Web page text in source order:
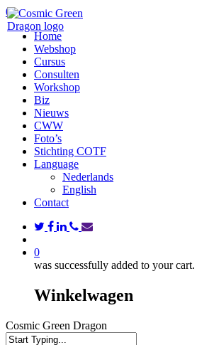
Skip
to
main
content
search
0
Menu
Home
Webshop
Cursus
Consulten
Workshop
Biz
Nieuws
CWW
Foto’s
Stichting COTF
Language
Nederlands
English
Contact
twitterfacebook
linkedin
phone
email
0
was successfully added to your cart.
Winkelwagen
Cosmic Green Dragon